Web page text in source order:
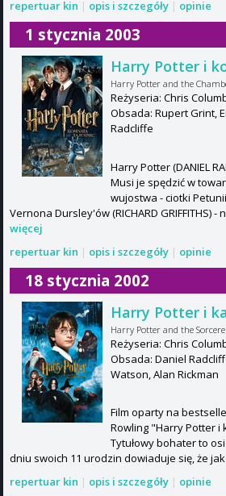
repertuar kin | opis i szczegóły | opinie
1 stycznia 2003
Harry Potter i
Harry Potter and the
Reżyseria: Chris
Obsada: Rupert Grint,
Radcliffe
Harry Potter (DANIEL
Musi je spędzić w
wujostwa - ciotki Petunii
Vernona Dursley'ów (RICHARD GRIFFITHS) -
więcej
repertuar kin | opis i szczegóły | opinie
18 stycznia 2002
Harry Potter i
Harry Potter and the
Reżyseria: Chris
Obsada: Daniel
Watson, Alan Rickman
Film oparty na
Rowling "Harry Potter
Tytułowy bohater to
dniu swoich 11 urodzin dowiaduje się, że
repertuar kin | opis i szczegóły | opinie